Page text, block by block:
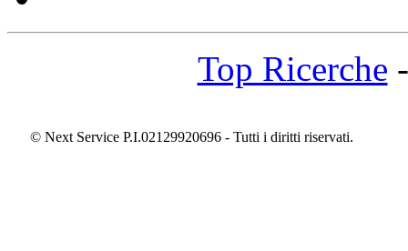
Top Ricerche
© Next Service P.I.02129920696 - Tutti i diritti riservati.